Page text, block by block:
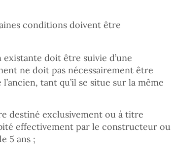
conditions doivent être
doit être suivie d’une
ne doit pas nécessairement être
tant qu’il se situe sur la même
destiné exclusivement ou à titre
effectivement par le constructeur ou
5 ans ;